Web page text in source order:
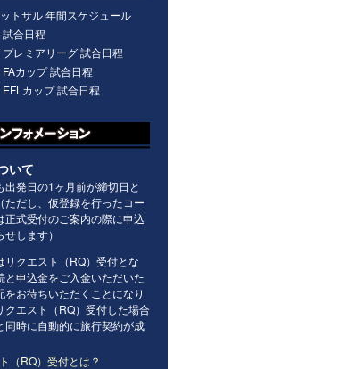
トサル 年間スケジュール
合日程
レミアリーグ 試合日程
カップ 試合日程
カップ 試合日程
いて
出発日の1ヶ月前が締切日と
ただし、仮登録を行ったコー
正式受付のご案内の際に申込
します）
リクエスト（RQ）受付とな
と申込金をご入金いただいた
をお待ちいただくことになり
クエスト（RQ）受付した場合
同時に自動的に旅行契約が成
（RQ）受付とは？